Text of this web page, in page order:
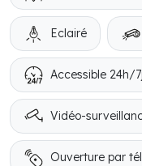
Eclairé
Accessible 24h/7j
Vidéo-
Ouverture par